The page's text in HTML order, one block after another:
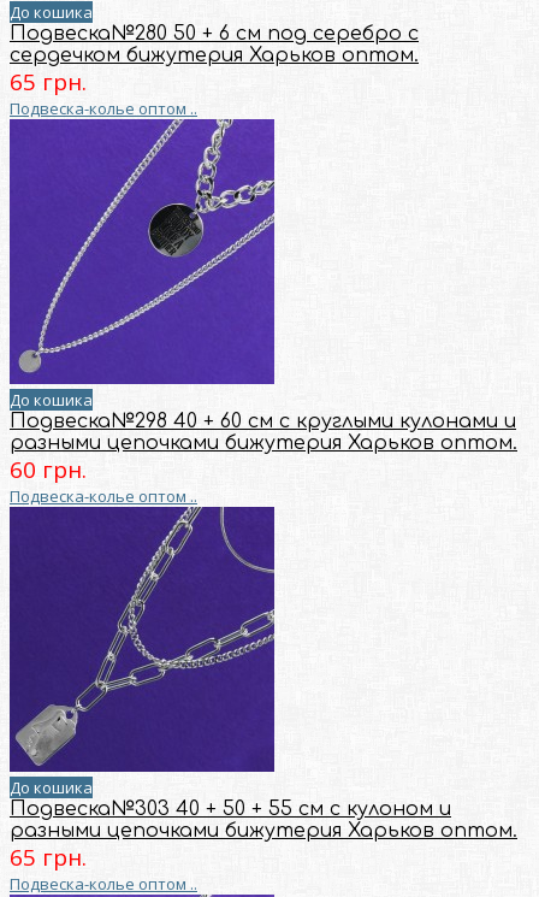
До кошика
Подвеска№280 50 + 6 см под серебро с
сердечком бижутерия Харьков оптом.
65 грн.
Подвеска-колье оптом ..
До кошика
Подвеска№298 40 + 60 см с круглыми кулонами и
разными цепочками бижутерия Харьков оптом.
60 грн.
Подвеска-колье оптом ..
До кошика
Подвеска№303 40 + 50 + 55 см с кулоном и
разными цепочками бижутерия Харьков оптом.
65 грн.
Подвеска-колье оптом ..